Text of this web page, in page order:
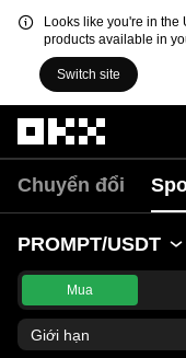
Looks like you're in the
products available in
Switch site
Chuyển đổi
PROMPT/USDT
Mua
Giới hạn